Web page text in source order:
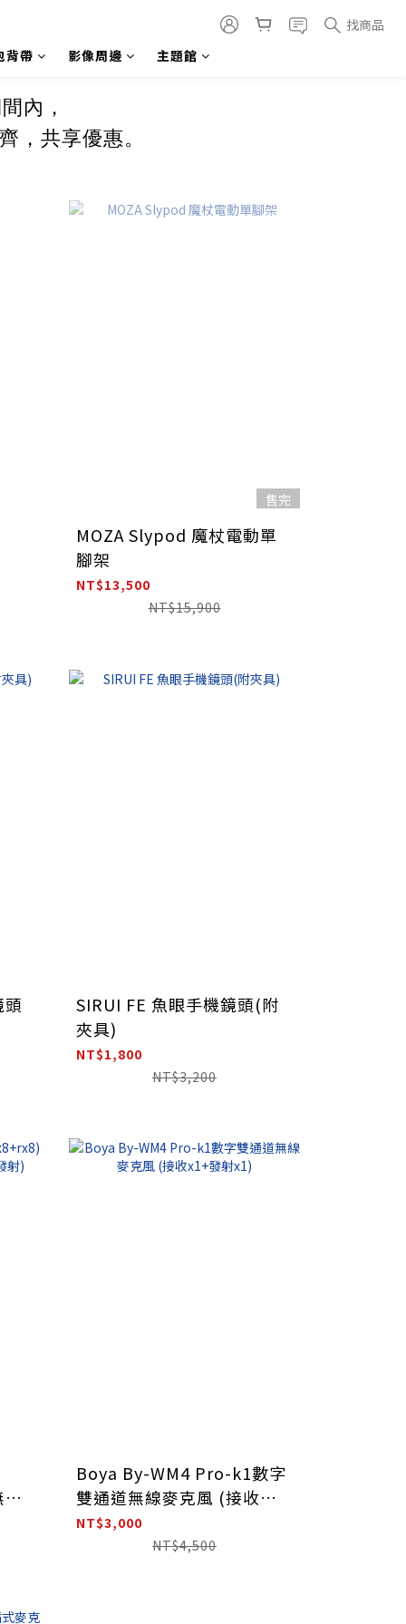
找商品
背帶
影像周邊 主題館
內，
，共享優惠。
售完
MOZA Slypod 魔杖電動單
腳架
NT$13,500
NT$15,900
SIRUI FE 魚眼手機鏡頭(附
夾具)
NT$1,800
NT$3,200
Boya By-WM4 Pro-k1數字
雙通道無線麥克風 (接收
x1+發射x1)
NT$3,000
NT$4,500